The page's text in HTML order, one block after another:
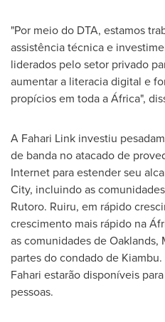
"Por meio do DTA, estamos
assistência técnica e
liderados pelo setor privado
aumentar a literacia digital e
propícios em toda a África",
A Fahari Link investiu
de banda no atacado de
Internet para estender seu
City, incluindo as
Rutoro. Ruiru, em rápido
crescimento mais rápido na
as comunidades de Oaklands,
partes do condado de
Fahari estarão disponíveis
pessoas.